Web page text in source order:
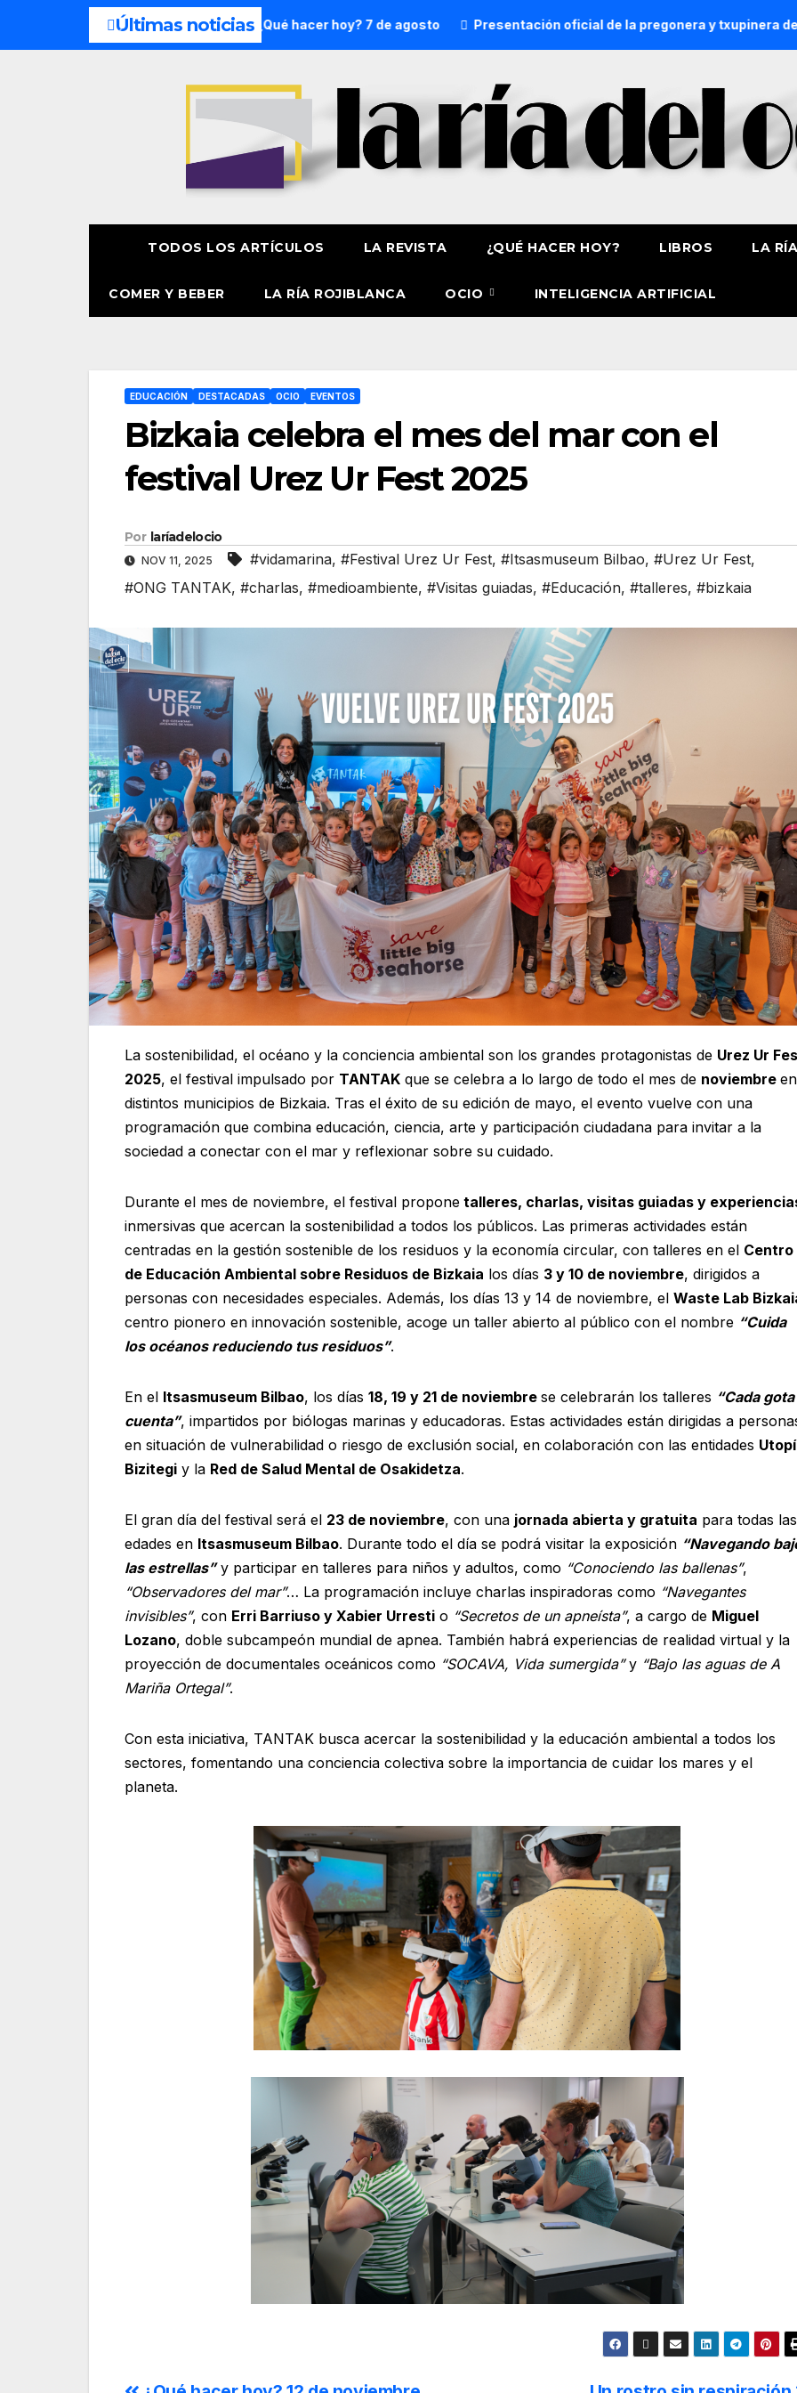
Últimas noticias
8 y 9 de agosto ¿Qué hacer hoy? 7 de agosto Presentación oficial de la pregonera y txupinera de Aste
TODOS LOS ARTÍCULOS LA REVISTA ¿QUÉ HACER HOY? LIBROS LA
COMER Y BEBER LA RÍA ROJIBLANCA OCIO INTELIGENCIA ARTIFICIAL
EDUCACIÓN DESTACADAS OCIO EVENTOS
Bizkaia celebra el mes del mar con el
festival Urez Ur Fest 2025
Por laríadelocio
NOV 11, 2025 #vidamarina, #Festival Urez Ur Fest, #Itsasmuseum Bilbao, #Urez Ur Fest,
#ONG TANTAK, #charlas, #medioambiente, #Visitas guiadas, #Educación, #talleres, #bizkaia
La sostenibilidad, el océano y la conciencia ambiental son los grandes protagonistas de Urez Ur
2025, el festival impulsado por TANTAK que se celebra a lo largo de todo el mes de noviembre en
distintos municipios de Bizkaia. Tras el éxito de su edición de mayo, el evento vuelve con una
programación que combina educación, ciencia, arte y participación ciudadana para invitar a la
sociedad a conectar con el mar y reflexionar sobre su cuidado.
Durante el mes de noviembre, el festival propone talleres, charlas, visitas guiadas y
inmersivas que acercan la sostenibilidad a todos los públicos. Las primeras actividades están
centradas en la gestión sostenible de los residuos y la economía circular, con talleres en el Centro
de Educación Ambiental sobre Residuos de Bizkaia los días 3 y 10 de noviembre, dirigidos a
personas con necesidades especiales. Además, los días 13 y 14 de noviembre, el Waste Lab
centro pionero en innovación sostenible, acoge un taller abierto al público con el nombre “Cuida
los océanos reduciendo tus residuos”.
En el Itsasmuseum Bilbao, los días 18, 19 y 21 de noviembre se celebrarán los talleres “Cada gota
cuenta”, impartidos por biólogas marinas y educadoras. Estas actividades están dirigidas a
en situación de vulnerabilidad o riesgo de exclusión social, en colaboración con las entidades
Bizitegi y la Red de Salud Mental de Osakidetza.
El gran día del festival será el 23 de noviembre, con una jornada abierta y gratuita para todas las
edades en Itsasmuseum Bilbao. Durante todo el día se podrá visitar la exposición “Navegando
las estrellas”y participar en talleres para niños y adultos, como “Conociendo las ballenas”,
“Observadores del mar”… La programación incluye charlas inspiradoras como “Navegantes
invisibles”, con Erri Barriuso y Xabier Urresti o “Secretos de un apneísta”, a cargo de Miguel
Lozano, doble subcampeón mundial de apnea. También habrá experiencias de realidad virtual y la
proyección de documentales oceánicos como “SOCAVA, Vida sumergida”y “Bajo las aguas de A
Mariña Ortegal”.
Con esta iniciativa, TANTAK busca acercar la sostenibilidad y la educación ambiental a todos los
sectores, fomentando una conciencia colectiva sobre la importancia de cuidar los mares y el
planeta.